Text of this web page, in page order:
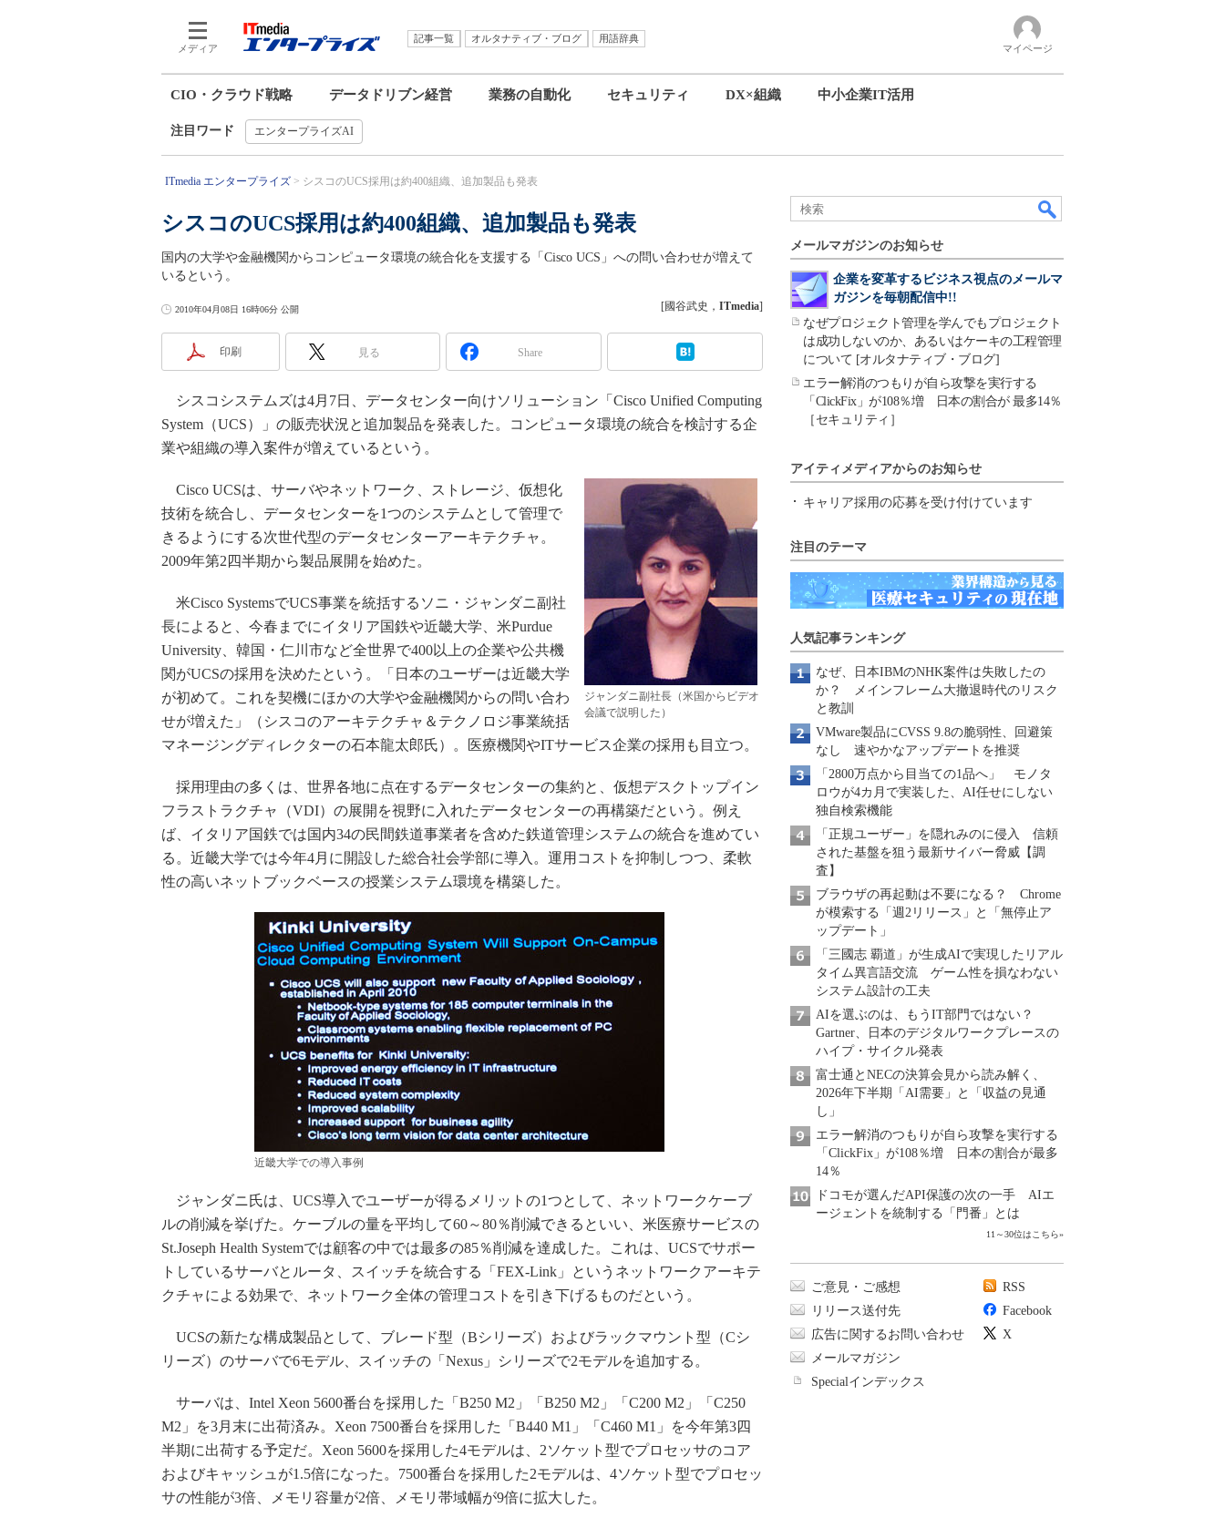
メディア
記事一覧 オルタナティブ・ブログ
用語辞典
マイページ
CIO・クラウド戦略 データドリブン経営 業務の自動化 セキュリティ DX×組織 中小企業IT活用
注目ワード エンタープライズAI
ITmedia エンタープライズ シスコのUCS採用は約400組織、追加製品も発表
シスコのUCS採用は約400組織、追加製品も発表
国内の大学や金融機関からコンピュータ環境の統合化を支援する「Cisco UCS」への問い合わせが増えて
いるという。
2010年04月08日 16時06分 公開 [國谷武史， ITmedia]
印刷 見る Share
シスコシステムズは4月7日、データセンター向けソリューション「Cisco Unified Computing
System（UCS）」の販売状況と追加製品を発表した。コンピュータ環境の統合を検討する企
業や組織の導入案件が増えているという。
ジャンダニ副社長（米国からビデオ
会議で説明した）
Cisco UCSは、サーバやネットワーク、ストレージ、仮想化
技術を統合し、データセンターを1つのシステムとして管理で
きるようにする次世代型のデータセンターアーキテクチャ。
2009年第2四半期から製品展開を始めた。
米Cisco SystemsでUCS事業を統括するソニ・ジャンダニ副社
長によると、今春までにイタリア国鉄や近畿大学、米Purdue
University、韓国・仁川市など全世界で400以上の企業や公共機
関がUCSの採用を決めたという。「日本のユーザーは近畿大学
が初めて。これを契機にほかの大学や金融機関からの問い合わ
せが増えた」（シスコのアーキテクチャ＆テクノロジ事業統括
マネージングディレクターの石本龍太郎氏）。医療機関やITサービス企業の採用も目立つ。
採用理由の多くは、世界各地に点在するデータセンターの集約と、仮想デスクトップイン
フラストラクチャ（VDI）の展開を視野に入れたデータセンターの再構築だという。例え
ば、イタリア国鉄では国内34の民間鉄道事業者を含めた鉄道管理システムの統合を進めてい
る。近畿大学では今年4月に開設した総合社会学部に導入。運用コストを抑制しつつ、柔軟
性の高いネットブックベースの授業システム環境を構築した。
近畿大学での導入事例
ジャンダニ氏は、UCS導入でユーザーが得るメリットの1つとして、ネットワークケーブ
ルの削減を挙げた。ケーブルの量を平均して60～80％削減できるといい、米医療サービスの
St.Joseph Health Systemでは顧客の中では最多の85％削減を達成した。これは、UCSでサポー
トしているサーバとルータ、スイッチを統合する「FEX-Link」というネットワークアーキテ
クチャによる効果で、ネットワーク全体の管理コストを引き下げるものだという。
UCSの新たな構成製品として、ブレード型（Bシリーズ）およびラックマウント型（Cシ
リーズ）のサーバで6モデル、スイッチの「Nexus」シリーズで2モデルを追加する。
サーバは、Intel Xeon 5600番台を採用した「B250 M2」「B250 M2」「C200 M2」「C250
M2」を3月末に出荷済み。Xeon 7500番台を採用した「B440 M1」「C460 M1」を今年第3四
半期に出荷する予定だ。Xeon 5600を採用した4モデルは、2ソケット型でプロセッサのコア
およびキャッシュが1.5倍になった。7500番台を採用した2モデルは、4ソケット型でプロセッ
サの性能が3倍、メモリ容量が2倍、メモリ帯域幅が9倍に拡大した。
メールマガジンのお知らせ
企業を変革するビジネス視点のメールマ
ガジンを毎朝配信中!!
なぜプロジェクト管理を学んでもプロジェクト
は成功しないのか、あるいはケーキの工程管理
について [オルタナティブ・ブログ]
エラー解消のつもりが自ら攻撃を実行する
「ClickFix」が108％増 日本の割合が 最多14％
［セキュリティ］
アイティメディアからのお知らせ
キャリア採用の応募を受け付けています
注目のテーマ
人気記事ランキング
なぜ、日本IBMのNHK案件は失敗したの
か？ メインフレーム大撤退時代のリスク
と教訓
VMware製品にCVSS 9.8の脆弱性、回避策
なし 速やかなアップデートを推奨
「2800万点から目当ての1品へ」 モノタ
ロウが4カ月で実装した、AI任せにしない
独自検索機能
「正規ユーザー」を隠れみのに侵入 信頼
された基盤を狙う最新サイバー脅威【調
査】
ブラウザの再起動は不要になる？ Chrome
が模索する「週2リリース」と「無停止ア
ップデート」
「三國志 覇道」が生成AIで実現したリアル
タイム異言語交流 ゲーム性を損なわない
システム設計の工夫
AIを選ぶのは、もうIT部門ではない？
Gartner、日本のデジタルワークプレースの
ハイプ・サイクル発表
富士通とNECの決算会見から読み解く、
2026年下半期「AI需要」と「収益の見通
し」
エラー解消のつもりが自ら攻撃を実行する
「ClickFix」が108％増 日本の割合が最多
14％
ドコモが選んだAPI保護の次の一手 AIエ
ージェントを統制する「門番」とは
11～30位はこちら»
ご意見・ご感想
リリース送付先
広告に関するお問い合わせ
メールマガジン
Specialインデックス
RSS
Facebook
X